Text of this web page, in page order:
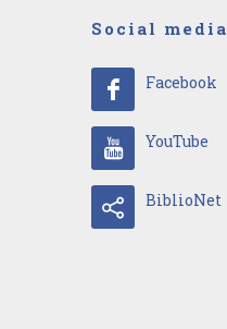
Social media
Facebook
YouTube
BiblioNet